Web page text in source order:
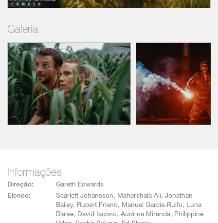
membros de alta performance das equipes
de Zora e Krebs.
Jurassic World: Recomeço foi dirigido pelo
vencedor do BAFTA, Gareth Edwards, com
roteiro de David Koepp (Guerra dos
Mundos), baseado nos personagens
criados por Michael Crichton. O filme foi
produzido Frank Marshall, indicado ao
Oscar, e Patrick Crowley, ambos produtores
Galeria
Informações
Direção:
Gareth Edwards
Elenco:
Scarlett Johansson, Mahershala Ali, Jonathan
Bailey, Rupert Friend, Manuel Garcia-Rulfo, Luna
Blaise, David Iacono, Audrina Miranda, Philippine